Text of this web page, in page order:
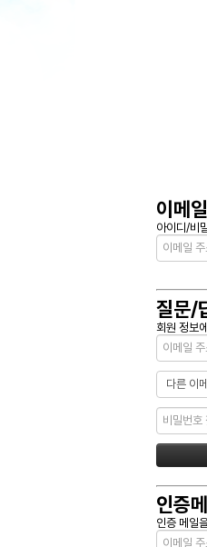
이메
아이디/비
질문/
회원 정보
인증
인증 메일